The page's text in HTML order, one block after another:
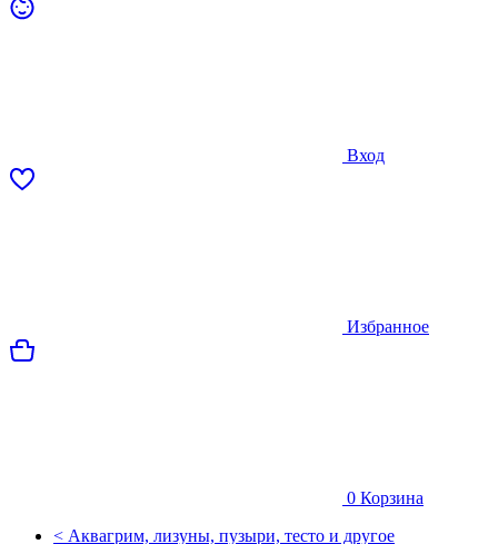
Вход
Избранное
0 Корзина
< Аквагрим, лизуны, пузыри, тесто и другое